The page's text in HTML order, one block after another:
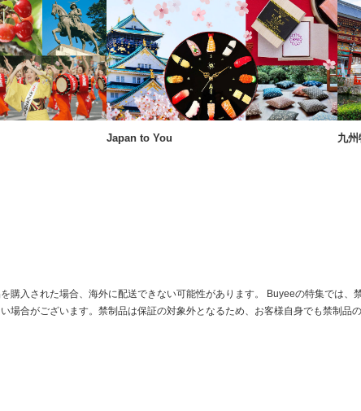
Japan to You 九
購入された場合、海外に配送できない可能性があります。 Buyeeの特集では、
場合がございます。禁制品は保証の対象外となるため、お客様自身でも禁制品